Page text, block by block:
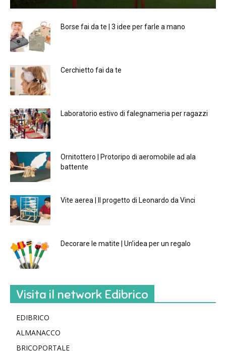
Borse fai da te | 3 idee per farle a mano
Cerchietto fai da te
Laboratorio estivo di falegnameria per ragazzi
Ornitottero | Protoripo di aeromobile ad ala
battente
Vite aerea | Il progetto di Leonardo da Vinci
Decorare le matite | Un’idea per un regalo
Visita il network Edibrico
EDIBRICO
ALMANACCO
BRICOPORTALE